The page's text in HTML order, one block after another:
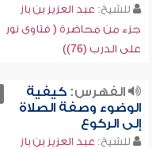
للشيخ: عبد العزيز بن باز
جزء من محاضرة ( فتاوى نور
على الدرب (76))
الفهرس:كيفية
الوضوء وصفة الصلاة
إلى الركوع
للشيخ: عبد العزيز بن باز